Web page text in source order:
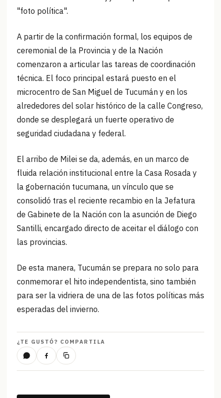
"foto política".
A partir de la confirmación formal, los equipos de
ceremonial de la Provincia y de la Nación
comenzaron a articular las tareas de coordinación
técnica. El foco principal estará puesto en el
microcentro de San Miguel de Tucumán y en los
alrededores del solar histórico de la calle Congreso,
donde se desplegará un fuerte operativo de
seguridad ciudadana y federal.
El arribo de Milei se da, además, en un marco de
fluida relación institucional entre la Casa Rosada y
la gobernación tucumana, un vínculo que se
consolidó tras el reciente recambio en la Jefatura
de Gabinete de la Nación con la asunción de Diego
Santilli, encargado directo de aceitar el diálogo con
las provincias.
De esta manera, Tucumán se prepara no solo para
conmemorar el hito independentista, sino también
para ser la vidriera de una de las fotos políticas más
esperadas del invierno.
¿TE GUSTÓ? COMPARTILA